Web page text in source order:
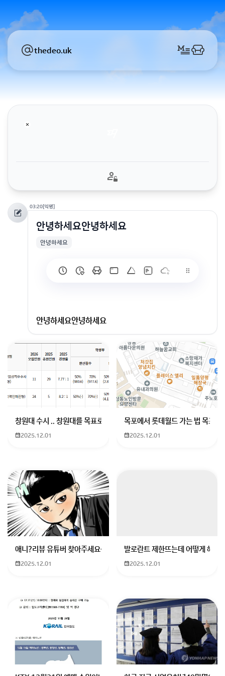
thedeo.uk
03:20[익명]
안녕하세요안녕하세요
안녕하세요
안녕하세요안녕하세요
회원가입 혹은 광고 [X]를 누르면 내용이 보입니다
창원대 수시 .. 창원대를 목표로 하고 있는 09년생입니다 지금 제 내신이
2025.12.01
목포에서 롯데월드 가는 법 목포
2025.12.01
애니?리뷰 유튜버 찾아주세요ㅠㅠ 무슨 검정머리 남자 캐릭터에 더빙하
2025.12.01
발로란트 제한뜨는데 어떻게 해야
2025.12.01